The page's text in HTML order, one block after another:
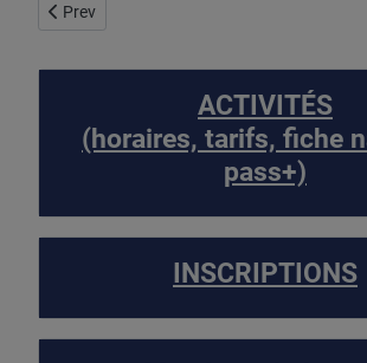
Previous article: INFORMATIONS
Prev
ACTIVITÉS
(horaires, tarifs, fiche
pass+)
INSCRIPTIONS